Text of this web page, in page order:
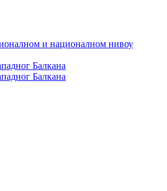
и националном нивоу
Балкана
Балкана